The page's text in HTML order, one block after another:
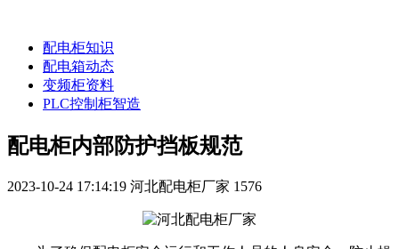
配电柜知识
配电箱动态
变频柜资料
PLC控制柜智造
配电柜内部防护挡板规范
2023-10-24 17:14:19 河北配电柜厂家 1576